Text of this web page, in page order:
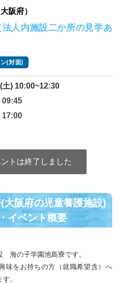
阪府）
人内施設二か所の見学あ
(対面)
土) 10:00~12:30
09:45
17:00
トは終了しました
大阪府の児童養護施設)
イベント概要
海の子学園池島寮です。
味をお持ちの方（就職希望含）へ
。